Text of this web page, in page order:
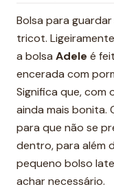
Bolsa para
tricot.
a bolsa Adele é
encerada com
Significa que, com
ainda mais bonita.
para que não se
dentro, para além
pequeno bolso
achar necessário.